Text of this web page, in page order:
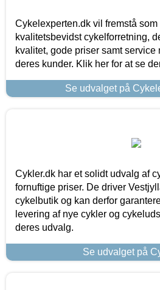
Cykelexperten.dk vil fremstå
kvalitetsbevidst cykelforretning,
kvalitet, gode priser samt
deres kunder. Klik her for at se
Se udvalget på
Cykler.dk har et solidt udvalg af
fornuftige priser. De driver
cykelbutik og kan derfor
levering af nye cykler og
deres udvalg.
Se udvalget på